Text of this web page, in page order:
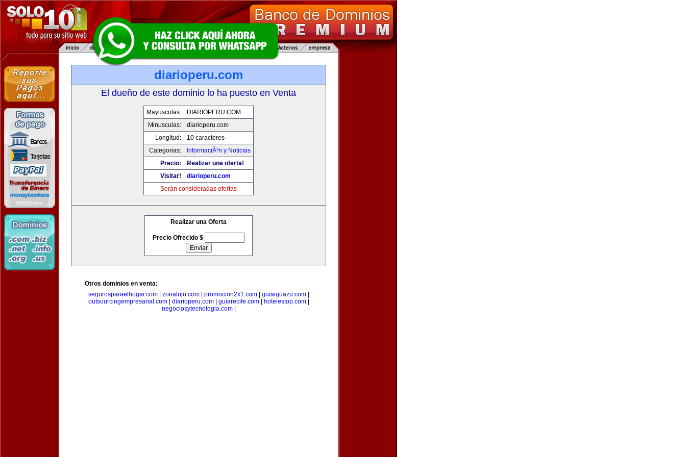
diarioperu.com
El dueño de este dominio lo ha puesto en Venta
Mayusculas:
DIARIOPERU.COM
Minusculas:
diarioperu.com
Longitud:
10 caracteres
Categorias:
InformaciÃ³n y Noticias
Precio:
Realizar una oferta!
Visitar!
diarioperu.com
Serán consideradas ofertas
Realizar una Oferta
Precio Ofrecido $
Otros dominios en venta:
segurosparaelhogar.com| zonalujo.com| promocion2x1.com| guiaiguazu.com|
outsourcingempresarial.com| diarioperu.com| guiarecife.com| hotelestop.com|
negociosytecnologia.com|